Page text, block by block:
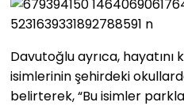
Davutoğlu ayrıca, hayatını
isimlerinin şehirdeki
belirterek, “Bu isimler